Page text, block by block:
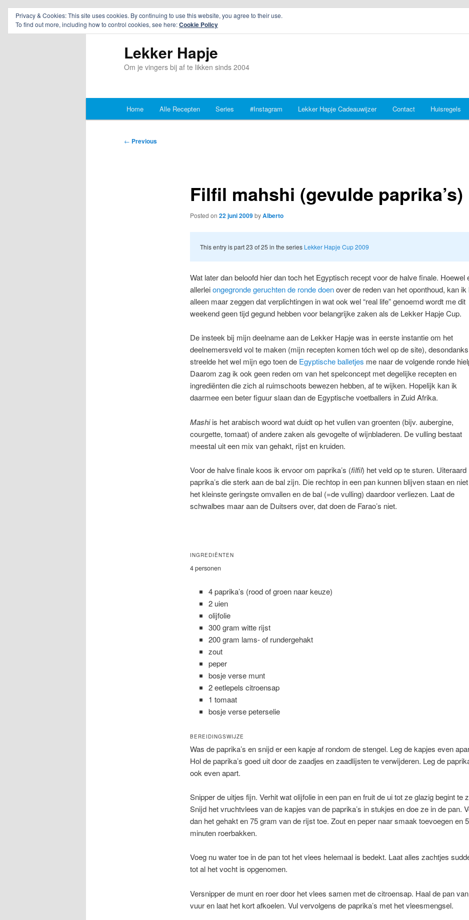
Lekker Hapje
Om je vingers bij af te likken sinds 2004
Skip
Skip
Home Alle Recepten Series #Instagram Lekker Hapje Cadeauwijzer Contact Huisregels
Post
← Previous
Filfil mahshi (gevulde paprika’s)
Posted on 22 juni 2009byAlberto
This entry is part 23 of 25 in the series Lekker Hapje Cup 2009
Wat later dan beloofd hier dan toch het Egyptisch recept voor de halve finale. Hoewel
allerleiongegronde geruchten de ronde doenover de reden van het oponthoud, kan ik
alleen maar zeggen dat verplichtingen in wat ook wel “real life” genoemd wordt me dit
weekend geen tijd gegund hebben voor belangrijke zaken als de Lekker Hapje Cup.
De insteek bij mijn deelname aan de Lekker Hapje was in eerste instantie om het
deelnemersveld vol te maken (mijn recepten komen tóch wel op de site), desondanks
streelde het wel mijn ego toen de Egyptische balletjes me naar de volgende ronde
Daarom zag ik ook geen reden om van het spelconcept met degelijke recepten en
ingrediënten die zich al ruimschoots bewezen hebben, af te wijken. Hopelijk kan ik
daarmee een beter figuur slaan dan de Egyptische voetballers in Zuid Afrika.
Mashiis het arabisch woord wat duidt op het vullen van groenten (bijv. aubergine,
courgette, tomaat) of andere zaken als gevogelte of wijnbladeren. De vulling bestaat
meestal uit een mix van gehakt, rijst en kruiden.
Voor de halve finale koos ik ervoor om paprika’s (filfil) het veld op te sturen. Uiteraard
paprika’s die sterk aan de bal zijn. Die rechtop in een pan kunnen blijven staan en
het kleinste geringste omvallen en de bal (=de vulling) daardoor verliezen. Laat de
schwalbes maar aan de Duitsers over, dat doen de Farao’s niet.
INGREDIËNTEN
4 personen
4 paprika’s (rood of groen naar keuze)
2 uien
olijfolie
300 gram witte rijst
200 gram lams- of rundergehakt
zout
peper
bosje verse munt
2 eetlepels citroensap
1 tomaat
bosje verse peterselie
BEREIDINGSWIJZE
Was de paprika’s en snijd er een kapje af rondom de stengel. Leg de kapjes even
Hol de paprika’s goed uit door de zaadjes en zaadlijsten te verwijderen. Leg de
ook even apart.
Snipper de uitjes fijn. Verhit wat olijfolie in een pan en fruit de ui tot ze glazig begint te
Snijd het vruchtvlees van de kapjes van de paprika’s in stukjes en doe ze in de pan.
dan het gehakt en 75 gram van de rijst toe. Zout en peper naar smaak toevoegen en 5
minuten roerbakken.
Voeg nu water toe in de pan tot het vlees helemaal is bedekt. Laat alles zachtjes
tot al het vocht is opgenomen.
Versnipper de munt en roer door het vlees samen met de citroensap. Haal de pan
vuur en laat het kort afkoelen. Vul vervolgens de paprika’s met het vleesmengsel.
Privacy & Cookies: This site uses cookies. By continuing to use this website, you agree to their use.
To find out more, including how to control cookies, see here:Cookie Policy